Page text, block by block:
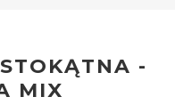
-
MIX